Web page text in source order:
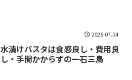
2026.07.04
水漬けパスタは食感良し・費用良
し・手間かからずの一石三鳥